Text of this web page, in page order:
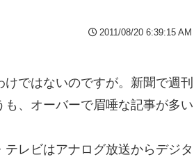
2011/08/20 6:39:15 AM
ではないのですが。新聞で週刊
、オーバーで眉唾な記事が多い
レビはアナログ放送からデジタ